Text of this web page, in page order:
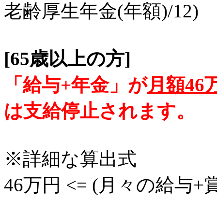
老齢厚生年金(年額)/12)
[65歳以上の方]
「給与+年金」が月額46
は支給停止されます。
※詳細な算出式
46万円 <= (月々の給与+